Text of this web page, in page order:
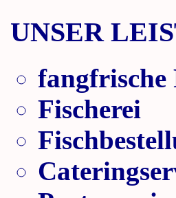
UNSER
fangfrische
Fischerei